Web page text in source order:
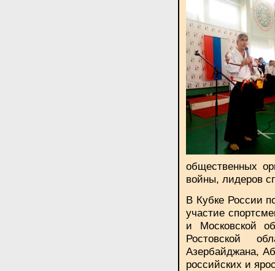
общественных
войны, лидеров
В Кубке России
участие
и Московской
Ростовской
Азербайджана,
российских и